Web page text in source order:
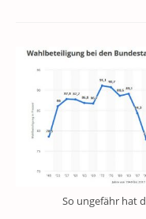
So ungefähr hat